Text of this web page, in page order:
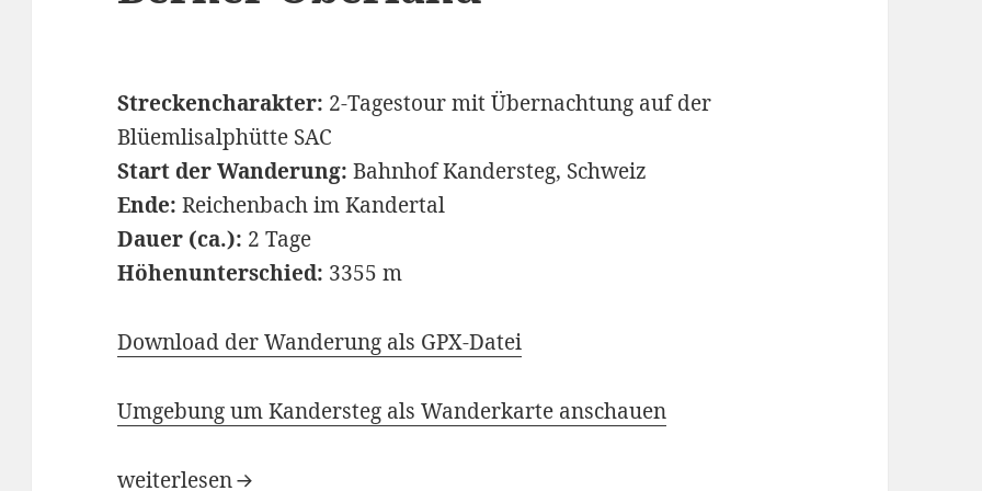
Streckencharakter: 2-Tagestour mit Übernachtung auf der
Blüemlisalphütte SAC
Start der Wanderung: Bahnhof Kandersteg, Schweiz
Ende: Reichenbach im Kandertal
Dauer (ca.): 2 Tage
Höhenunterschied: 3355 m
Download der Wanderung als GPX-Datei
Umgebung um Kandersteg als Wanderkarte anschauen
Wanderung Kandersteg – Berner Oberland
weiterlesen